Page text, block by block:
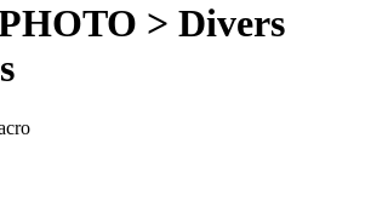
> Divers